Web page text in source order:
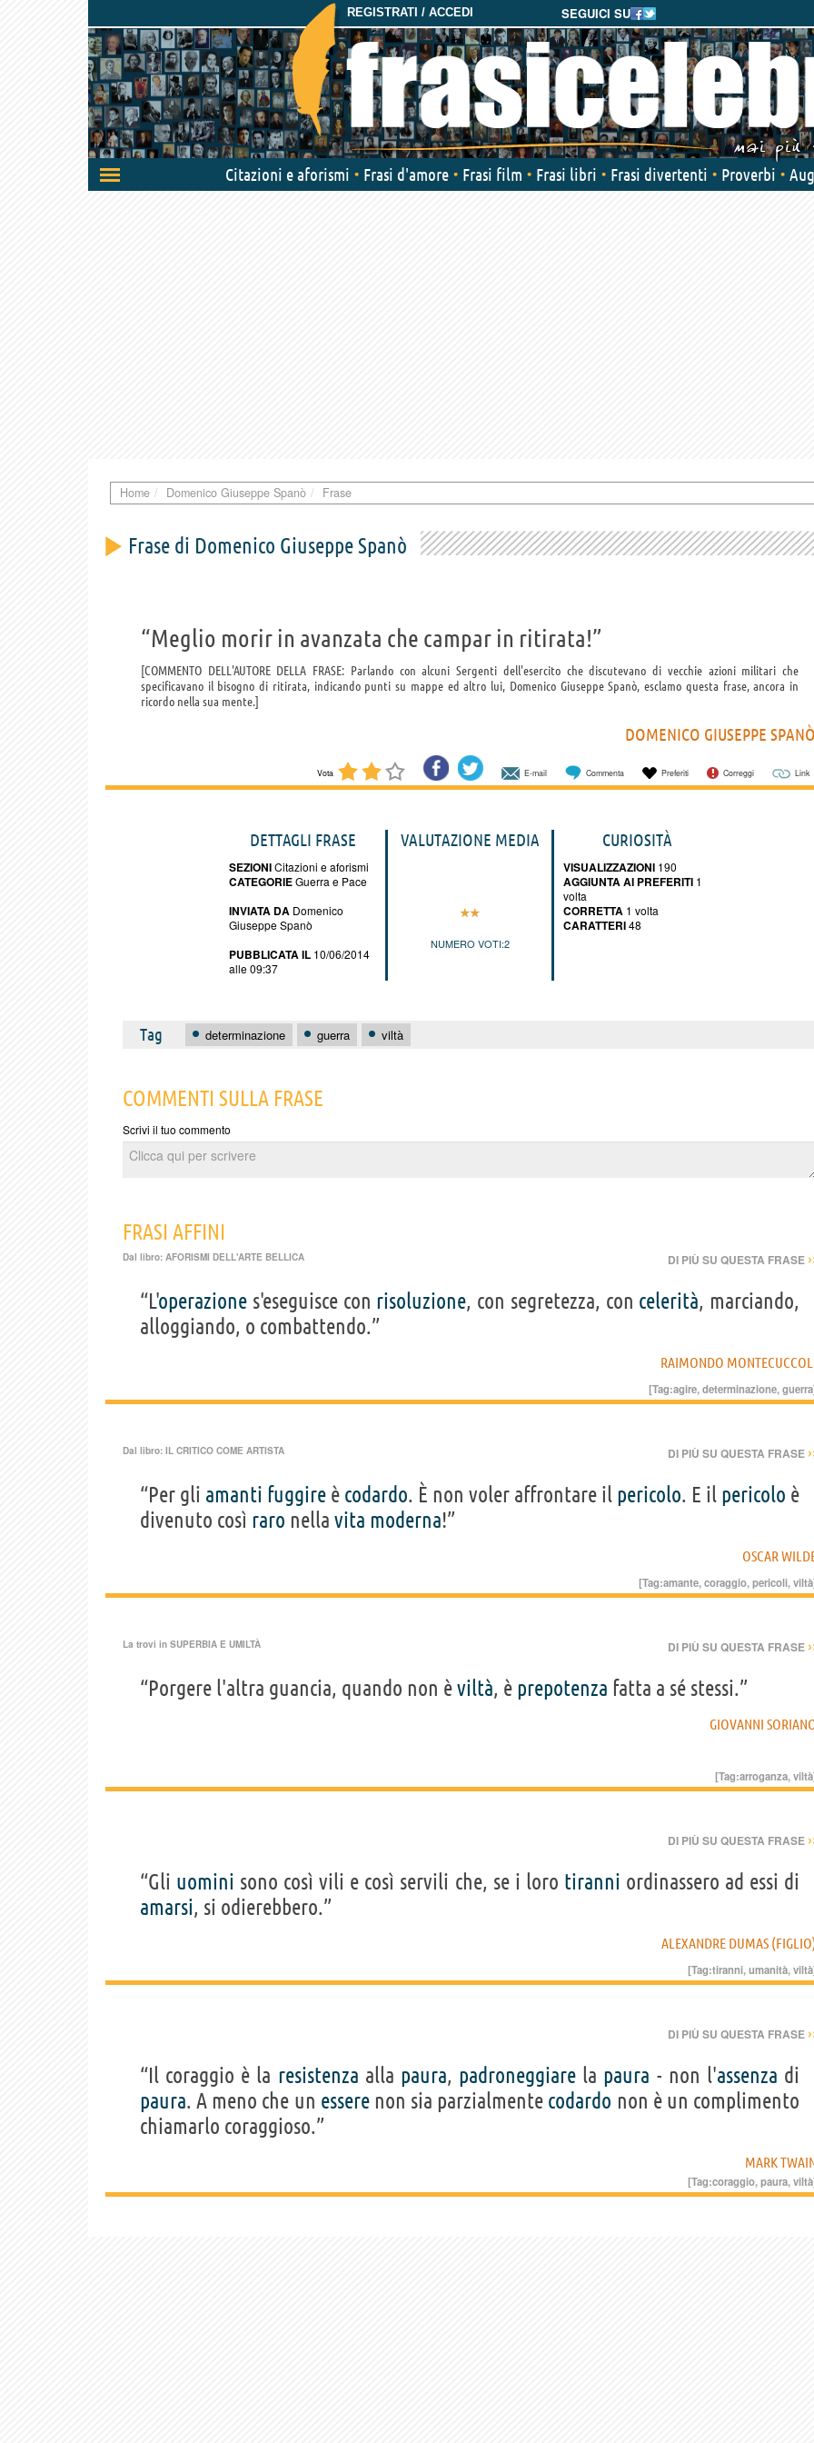
SEGUICI SU
REGISTRATI / ACCEDI
Attiva/disattiva
navigazione
Citazioni e aforismi Frasi d'amore Frasi film Frasi libri Frasi divertenti Proverbi
Home Domenico Giuseppe Spanò Frase
Frase di Domenico Giuseppe Spanò
“Meglio morir in avanzata che campar in ritirata!”
COMMENTO DELL'AUTORE DELLA FRASE: Parlando con alcuni Sergenti dell'esercito che discutevano di vecchie azioni militari che
specificavano il bisogno di ritirata, indicando punti su mappe ed altro lui, Domenico Giuseppe Spanò, esclamo questa frase, ancora in
ricordo nella sua mente.
DOMENICO GIUSEPPE
Vota E-mail Commenta Preferiti Correggi Link
DETTAGLI FRASE
SEZIONICitazioni e aforismi
CATEGORIEGuerra e Pace
INVIATA DA Domenico
Giuseppe Spanò
PUBBLICATA IL 10/06/2014
alle 09:37
VALUTAZIONE MEDIA
NUMERO VOTI:2
CURIOSITÀ
VISUALIZZAZIONI 190
AGGIUNTA AI PREFERITI 1
volta
CORRETTA 1 volta
CARATTERI48
Tag determinazione guerra viltà
COMMENTI SULLA FRASE
Scrivi il tuo commento
FRASI AFFINI
Dal libro: AFORISMI DELL'ARTE BELLICA DI PIÙ SU QUESTA FRASE
“L'operazione s'eseguisce con risoluzione, con segretezza, con celerità, marciando,
alloggiando, o combattendo.”
RAIMONDO
[Tag:agire,determinazione,guerra
Dal libro: IL CRITICO COME ARTISTA DI PIÙ SU QUESTA FRASE
“Per gli amanti fuggire è codardo. È non voler affrontare il pericolo. E il pericolo è
divenuto così raro nella vita moderna!”
OSCAR
[Tag:amante,coraggio,pericoli,viltà
La trovi in SUPERBIA E UMILTÀ DI PIÙ SU QUESTA FRASE
“Porgere l'altra guancia, quando non èviltà, è prepotenza fatta a sé stessi.”
GIOVANNI
[Tag:arroganza,viltà
DI PIÙ SU QUESTA FRASE
“Gli uomini sono così vili e così servili che, se i loro tiranni ordinassero ad essi di
amarsi, si odierebbero.”
ALEXANDRE DUMAS
[Tag:tiranni,umanità,viltà
DI PIÙ SU QUESTA FRASE
“Il coraggio è la resistenza alla paura, padroneggiare la paura - non l'assenza di
paura. A meno che un esserenon sia parzialmente codardo non è un complimento
chiamarlo coraggioso.”
MARK
[Tag:coraggio,paura,viltà